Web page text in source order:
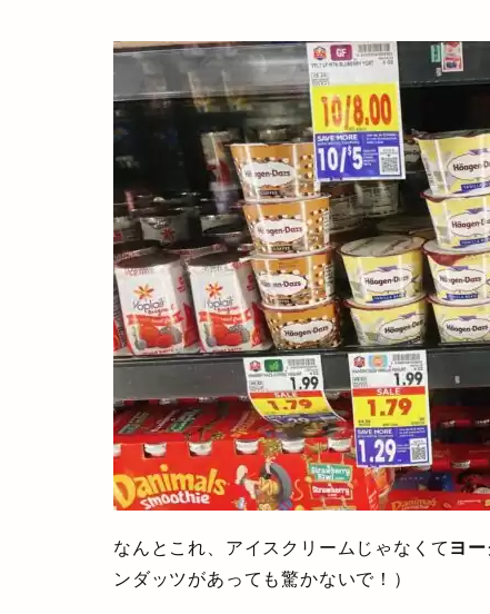
なんとこれ、アイスクリームじゃなくて ヨー
ンダッツがあっても驚かないで！）